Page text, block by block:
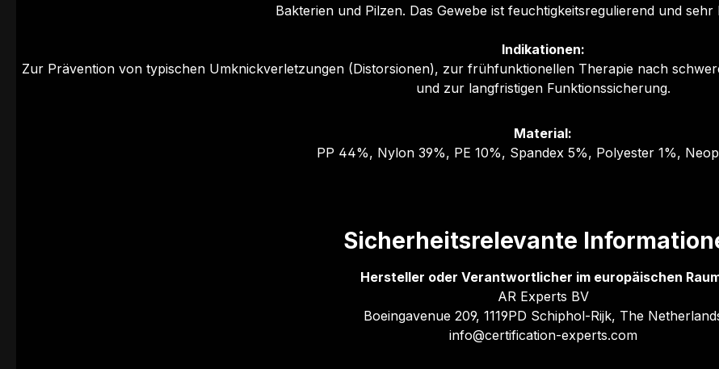
Bakterien und Pilzen. Das Gewebe ist feuchtigkeitsregulierend und
Indikationen:
Zur Prävention von typischen Umknickverletzungen (Distorsionen), zur frühfunktionellen Therapie nach
und zur langfristigen Funktionssicherung.
Material:
PP 44%, Nylon 39%, PE 10%, Spandex 5%, Polyester 1%,
Sicherheitsrelevante
Hersteller oder Verantwortlicher im europäischen
AR Experts BV
Boeingavenue 209, 1119PD Schiphol-Rijk, The
info@certification-experts.com